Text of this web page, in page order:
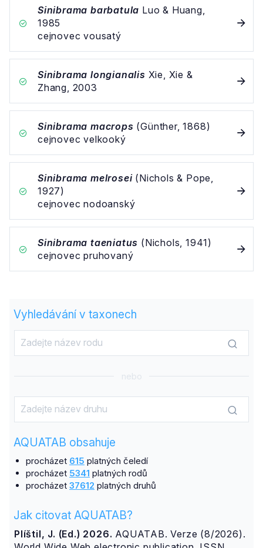
Sinibrama barbatula Luo & Huang,
1985
cejnovec vousatý
Sinibrama longianalis Xie, Xie &
Zhang, 2003
Sinibrama macrops (Günther, 1868)
cejnovec velkooký
Sinibrama melrosei(Nichols & Pope,
1927)
cejnovec nodoanský
Sinibrama taeniatus (Nichols, 1941)
cejnovec pruhovaný
Vyhledávání v taxonech
nebo
AQUATAB obsahuje
procházet 615 platných čeledí
procházet 5341 platných rodů
procházet 37612 platných druhů
Jak citovat AQUATAB?
Plíštil, J. (Ed.) 2026. AQUATAB. Verze (8/2026).